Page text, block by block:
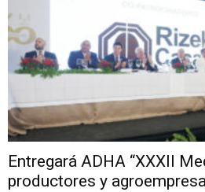
Entregará ADHA “XXXII
productores y